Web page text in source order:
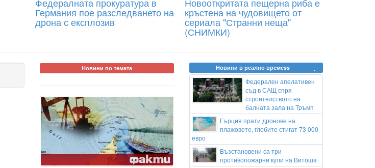
Германия пое разследването на
дрона с експлозив
кръстена на чудовището от
сериала "Странни неща"
(СНИМКИ)
Новини по темата Новини в реално времеss
Федерален апелативен
съд в САЩ спря
строителството на
балната зала на Тръмп
Гърция прати дронове на
плажовете, глобите стигат 73 000
евро
Възстановени са три
противопожарни кули на Витоша